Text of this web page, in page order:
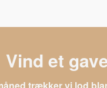
Vind et
trækker vi lod